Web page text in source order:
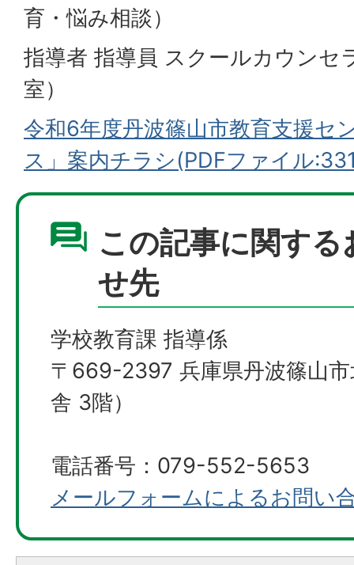
育・悩み相談）
指導者 指導員 スクールカウンセ
室）
令和6年度丹波篠山市教育支援セ
ス」案内チラシ(PDFファイル
この記事に関する
せ先
学校教育課 指導係
〒669-2397 兵庫県丹波篠山
舎 3階）
電話番号：079-552-5653
メールフォームによるお問い